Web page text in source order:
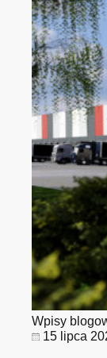
Wpisy
15 lipca